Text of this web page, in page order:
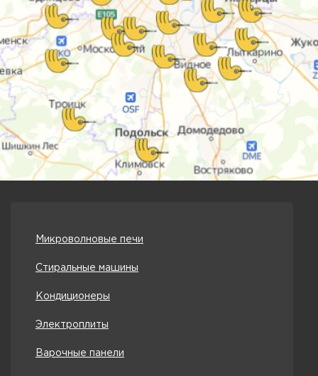
Микроволновые печи
Стиральные машины
Кондиционеры
Электроплиты
Варочные панели